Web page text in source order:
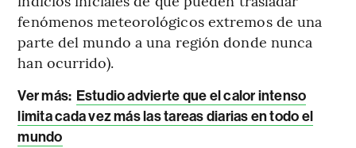
fenómenos meteorológicos extremos de una
parte del mundo a una región donde nunca
han ocurrido).
Ver más: Estudio advierte que el calor intenso
limita cada vez más las tareas diarias en todo el
mundo